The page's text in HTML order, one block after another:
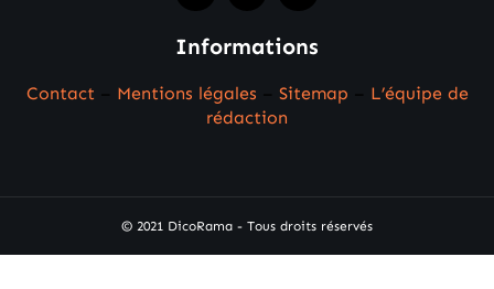
Informations
Contact Mentions légales Sitemap
L’équipe de
rédaction
© 2021 DicoRama - Tous droits réservés